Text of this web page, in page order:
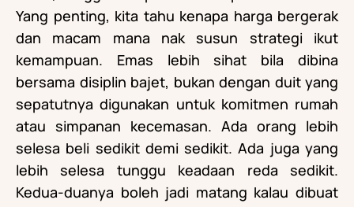
Yang penting, kita tahu kenapa harga bergerak
dan macam mana nak susun strategi ikut
kemampuan. Emas lebih sihat bila dibina
bersama disiplin bajet, bukan dengan duit yang
sepatutnya digunakan untuk komitmen rumah
atau simpanan kecemasan. Ada orang lebih
selesa beli sedikit demi sedikit. Ada juga yang
lebih selesa tunggu keadaan reda sedikit.
Kedua-duanya boleh jadi matang kalau dibuat